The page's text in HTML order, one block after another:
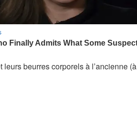
beurres corporels à l’ancienne (à